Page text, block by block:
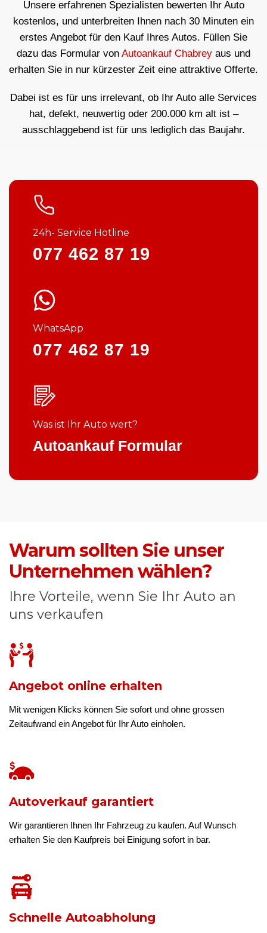
Unsere erfahrenen Spezialisten bewerten Ihr Auto
kostenlos, und unterbreiten Ihnen nach 30 Minuten ein
erstes Angebot für den Kauf Ihres Autos. Füllen Sie
dazu das Formular von Autoankauf Chabrey aus und
erhalten Sie in nur kürzester Zeit eine attraktive Offerte.
Dabei ist es für uns irrelevant, ob Ihr Auto alle Services
hat, defekt, neuwertig oder 200.000 km alt ist –
ausschlaggebend ist für uns lediglich das Baujahr.
24h- Service Hotline
077 462 87 19
WhatsApp
077 462 87 19
Was ist Ihr Auto wert?
Autoankauf Formular
Warum sollten Sie unser
Unternehmen wählen?
Ihre Vorteile, wenn Sie Ihr Auto an
uns verkaufen
Angebot online erhalten
Mit wenigen Klicks können Sie sofort und ohne grossen
Zeitaufwand ein Angebot für Ihr Auto einholen.
Autoverkauf garantiert
Wir garantieren Ihnen Ihr Fahrzeug zu kaufen. Auf Wunsch
erhalten Sie den Kaufpreis bei Einigung sofort in bar.
Schnelle Autoabholung